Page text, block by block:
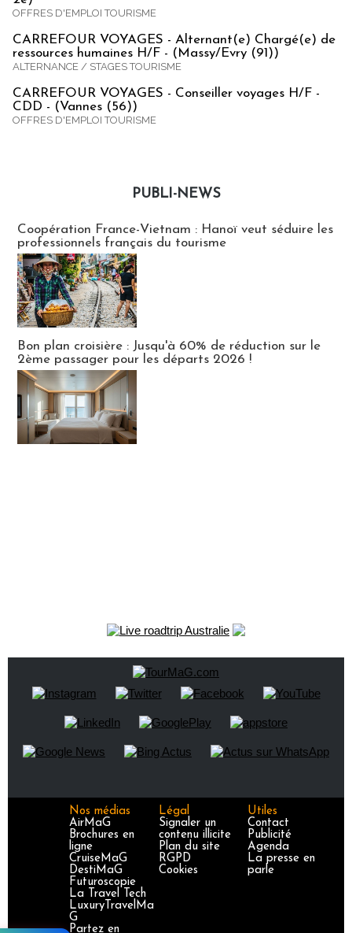
OFFRES D'EMPLOI TOURISME
CARREFOUR VOYAGES - Alternant(e) Chargé(e) de
ressources humaines H/F - (Massy/Evry (91))
ALTERNANCE / STAGES TOURISME
CARREFOUR VOYAGES - Conseiller voyages H/F -
CDD - (Vannes (56))
OFFRES D'EMPLOI TOURISME
PUBLI-NEWS
Coopération France-Vietnam : Hanoï veut séduire les
professionnels français du tourisme
Bon plan croisière : Jusqu'à 60% de réduction sur le
2ème passager pour les départs 2026 !
Nos médias
AirMaG
Brochures en
ligne
CruiseMaG
DestiMaG
Futuroscopie
La Travel Tech
LuxuryTravelMa
G
Partez en
Légal
Signaler un
contenu illicite
Plan du site
RGPD
Cookies
Utiles
Contact
Publicité
Agenda
La presse en
parle